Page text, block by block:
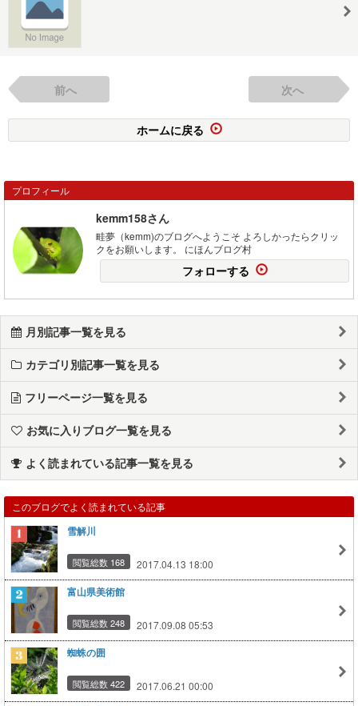
前へ 次へ
ホームに戻る
プロフィール
kemm158さん
畦夢（kemm)のブログへようこそ よろしかったらクリッ
クをお願いします。 にほんブログ村
フォローする
月別記事一覧を見る
カテゴリ別記事一覧を見る
フリーページ一覧を見る
お気に入りブログ一覧を見る
よく読まれている記事一覧を見る
このブログでよく読まれている記事
雪解川
閲覧総数 168 2017.04.13 18:00
富山県美術館
閲覧総数 248 2017.09.08 05:53
蜘蛛の囲
閲覧総数 422 2017.06.21 00:00